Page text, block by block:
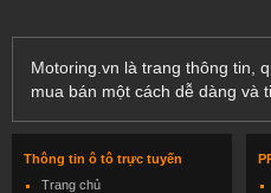
Motoring.vn là trang thông tin,
mua bán một cách dễ dàng và
Thông tin ô tô trực tuyến
Trang chủ